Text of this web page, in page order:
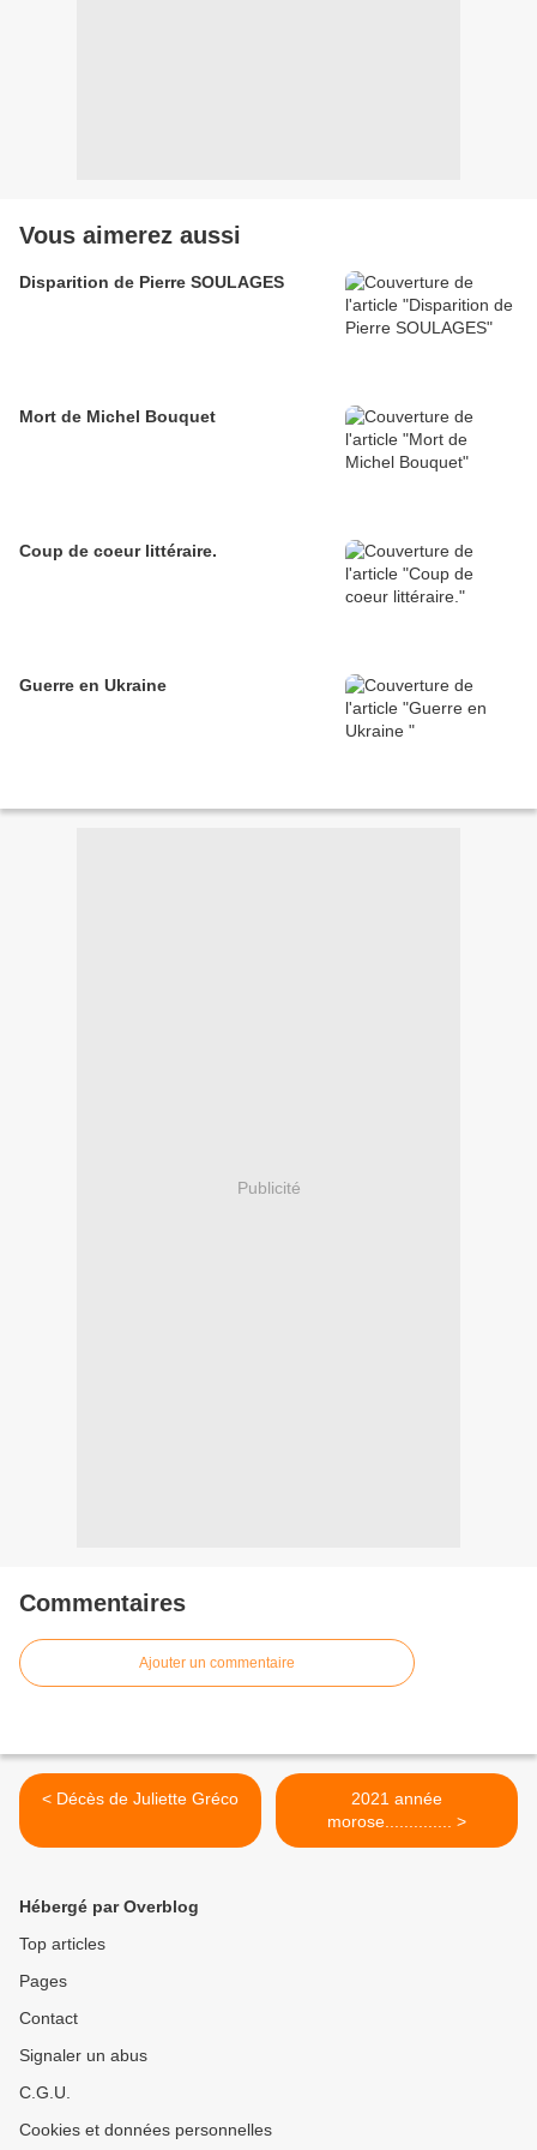
Vous aimerez aussi
Disparition de Pierre SOULAGES
Mort de Michel Bouquet
Coup de coeur littéraire.
Guerre en Ukraine
Publicité
Commentaires
Ajouter un commentaire
< Décès de Juliette Gréco
2021 année
morose.............. >
Hébergé par Overblog
Top articles
Pages
Contact
Signaler un abus
C.G.U.
Cookies et données personnelles